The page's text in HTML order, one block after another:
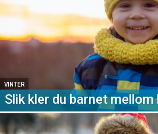
VINTER
Slik kler du barnet